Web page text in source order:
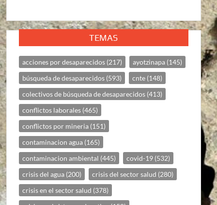
TEMAS
acciones por desaparecidos (217) ayotzinapa (145)
búsqueda de desaparecidos (593) cnte (148)
colectivos de búsqueda de desaparecidos (413)
conflictos laborales (465)
conflictos por mineria (151)
contaminacion agua (165)
contaminacion ambiental (445) covid-19 (532)
crisis del agua (200) crisis del sector salud (280)
crisis en el sector salud (378)